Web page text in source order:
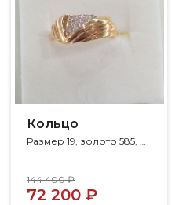
Кольцо
144 400 ₽
72 200 ₽